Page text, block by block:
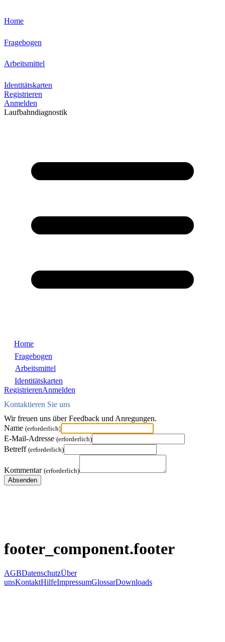
Home
Fragebogen
Arbeitsmittel
Identitätskarten
Registrieren
Anmelden
Laufbahndiagnostik
Home
Fragebogen
Arbeitsmittel
Identitätskarten
RegistrierenAnmelden
Kontaktieren Sie uns
Wir freuen uns über Feedback und Anregungen.
Name (erforderlich)
E-Mail-Adresse (erforderlich)
Betreff (erforderlich)
Kommentar (erforderlich)
footer_component.footer
AGBDatenschutzÜber
unsKontaktHilfeImpressumGlossarDownloads